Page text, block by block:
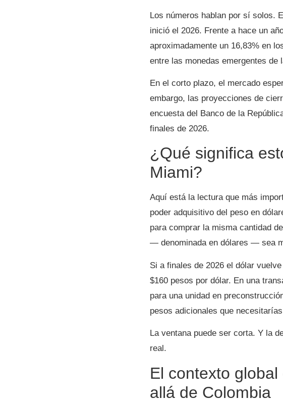
Los números hablan por sí solos.
inició el 2026. Frente a hace un
aproximadamente un 16,83% en
entre las monedas emergentes de
En el corto plazo, el mercado
embargo, las proyecciones de
encuesta del Banco de la
finales de 2026.
¿Qué significa
Miami?
Aquí está la lectura que más
poder adquisitivo del peso en
para comprar la misma cantidad
— denominada en dólares — sea
Si a finales de 2026 el dólar
$160 pesos por dólar. En una
para una unidad en
pesos adicionales que
La ventana puede ser corta. Y la
real.
El contexto
allá de Colombia